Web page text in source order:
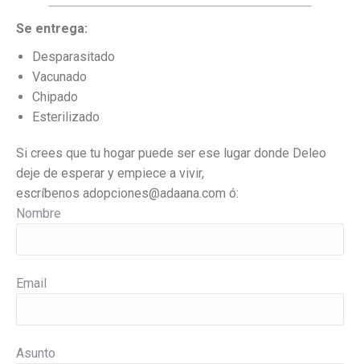
Se entrega:
Desparasitado
Vacunado
Chipado
Esterilizado
Si crees que tu hogar puede ser ese lugar donde Deleo
deje de esperar y empiece a vivir,
escríbenos adopciones@adaana.com ó:
Nombre
Email
Asunto